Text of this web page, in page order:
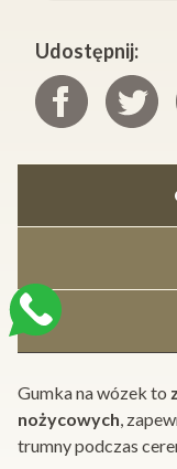
Udostępnij:
Gumka na wózek to
nożycowych,
trumny podczas